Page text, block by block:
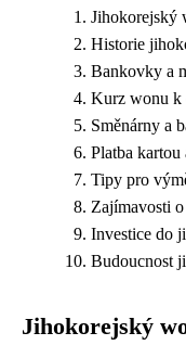
Jihokorejský
Historie
Bankovky a
Kurz wonu k
Směnárny a
Platba kartou
Tipy pro
Zajímavosti
Investice do
Budoucnost
Jihokorejský